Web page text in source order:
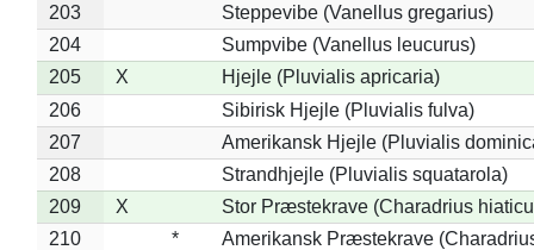
203
Steppevibe (Vanellus gregarius)
204
Sumpvibe (Vanellus leucurus)
205
X
Hjejle (Pluvialis apricaria)
206
Sibirisk Hjejle (Pluvialis fulva)
207
Amerikansk Hjejle (Pluvialis
208
Strandhjejle (Pluvialis squatarola)
209
X
Stor Præstekrave (Charadrius
210
*
Amerikansk Præstekrave